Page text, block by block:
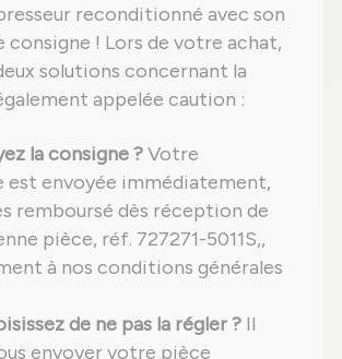
reconditionné avec son
consigne ! Lors de votre achat,
solutions concernant la
appelée caution :
la consigne ?Votre
est envoyée immédiatement,
remboursé dès réception de
pièce, réf. 727271-5011S,,
à nos conditions générales
de ne pas la régler ? Il
envoyer votre pièce